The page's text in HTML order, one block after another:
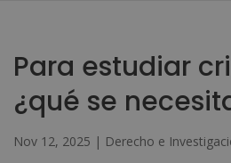
Para estudiar
¿qué se
Nov 12, 2025 | Derecho e